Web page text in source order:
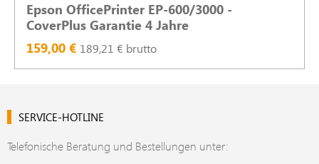
Epson OfficePrinter EP-600/3000 -
CoverPlus Garantie 4 Jahre
159,00 € 189,21 € brutto
SERVICE-HOTLINE
Telefonische Beratung und Bestellungen unter: